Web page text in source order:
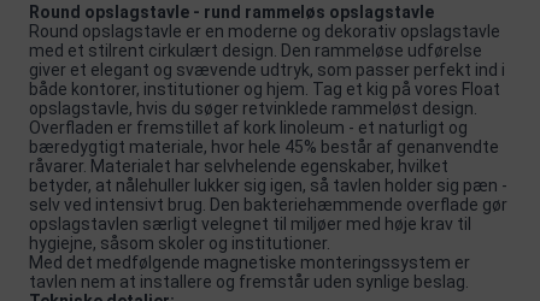
Round opslagstavle - rund rammeløs opslagstavle
Round opslagstavle er en moderne og dekorativ opslagstavle
med et stilrent cirkulært design. Den rammeløse udførelse
giver et elegant og svævende udtryk, som passer perfekt ind i
både kontorer, institutioner og hjem. Tag et kig på vores Float
opslagstavle, hvis du søger retvinklede rammeløst design.
Overfladen er fremstillet af kork linoleum - et naturligt og
bæredygtigt materiale, hvor hele 45% består af genanvendte
råvarer. Materialet har selvhelende egenskaber, hvilket
betyder, at nålehuller lukker sig igen, så tavlen holder sig pæn -
selv ved intensivt brug. Den bakteriehæmmende overflade gør
opslagstavlen særligt velegnet til miljøer med høje krav til
hygiejne, såsom skoler og institutioner.
Med det medfølgende magnetiske monteringssystem er
tavlen nem at installere og fremstår uden synlige beslag.